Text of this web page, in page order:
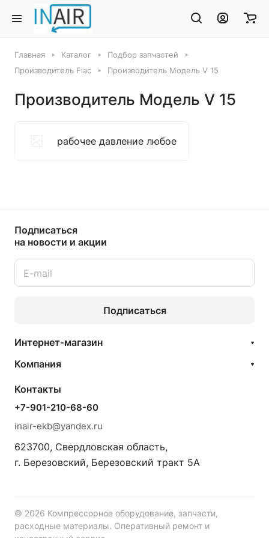
Главная Каталог
Подбор запчастей
Производитель Fiac
Производитель Модель V 15
Производитель Модель V 15
рабочее давление любое
Подписаться
на новости и акции
Подписаться
Интернет-магазин
Компания
Контакты
+7-901-210-68-60
inair-ekb@yandex.ru
623700, Свердловская область,
г. Березовский, Березовский тракт 5А
© 2026 Компрессорное оборудование, запчасти,
расходные материалы. Оперативный ремонт и